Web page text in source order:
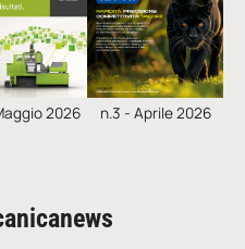
2026 n.3 - Aprile 2026